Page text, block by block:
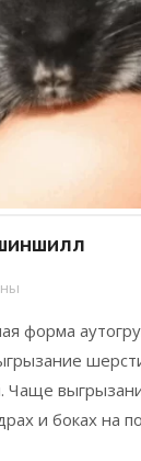
форма
Чаще
и боках на